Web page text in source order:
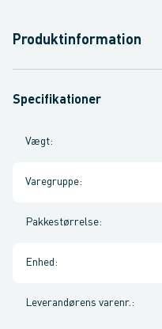
Produktinformation
Specifikationer
Vægt:
Varegruppe:
Pakkestørrelse:
Enhed :
Leverandørens varenr. :